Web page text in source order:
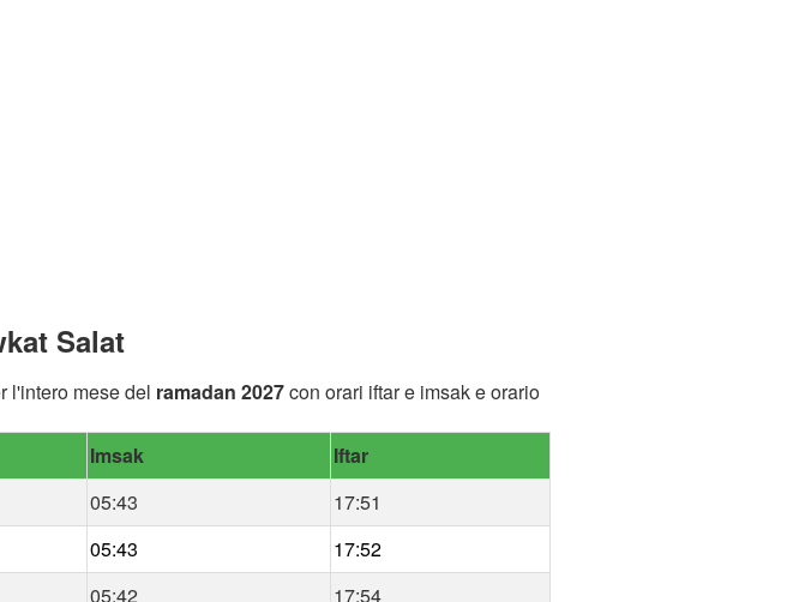
Salat
l'intero mese del ramadan 2027con orari iftar e imsak e orario
Imsak
Iftar
05:43
17:51
05:43
17:52
05:42 17:54